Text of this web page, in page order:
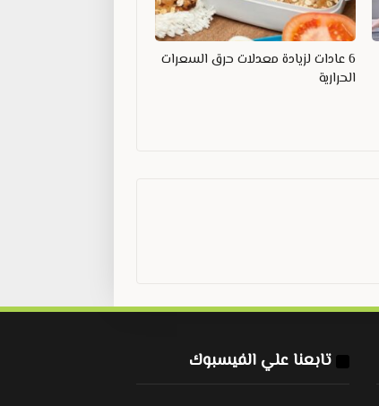
6 عادات لزيادة معدلات حرق السعرات
الحرارية
تابعنا علي الفيسبوك